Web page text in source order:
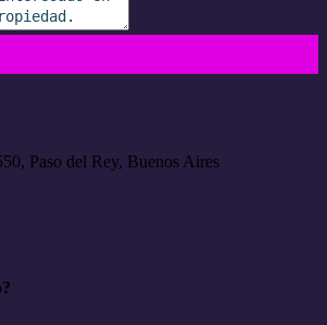
Paso del Rey, Buenos Aires